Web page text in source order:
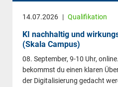
14.07.2026 | Qualifikation
KI nachhaltig und
(Skala Campus)
08. September, 9-10 Uhr,
bekommst du einen klaren
der Digitalisierung gedacht